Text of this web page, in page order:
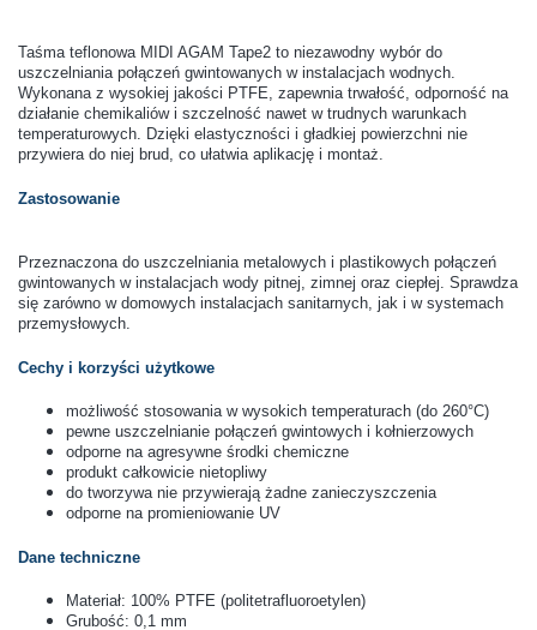
Taśma teflonowa MIDI AGAM Tape2 to niezawodny wybór do
uszczelniania połączeń gwintowanych w instalacjach wodnych.
Wykonana z wysokiej jakości PTFE, zapewnia trwałość, odporność na
działanie chemikaliów i szczelność nawet w trudnych warunkach
temperaturowych. Dzięki elastyczności i gładkiej powierzchni nie
przywiera do niej brud, co ułatwia aplikację i montaż.
Zastosowanie
Przeznaczona do uszczelniania metalowych i plastikowych połączeń
gwintowanych w instalacjach wody pitnej, zimnej oraz ciepłej. Sprawdza
się zarówno w domowych instalacjach sanitarnych, jak i w systemach
przemysłowych.
Cechy i korzyści użytkowe
możliwość stosowania w wysokich temperaturach (do 260°C)
pewne uszczelnianie połączeń gwintowych i kołnierzowych
odporne na agresywne środki chemiczne
produkt całkowicie nietopliwy
do tworzywa nie przywierają żadne zanieczyszczenia
odporne na promieniowanie UV
Dane techniczne
Materiał: 100% PTFE (politetrafluoroetylen)
Grubość: 0,1 mm